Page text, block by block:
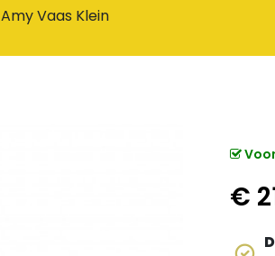
Amy Vaas Klein
€